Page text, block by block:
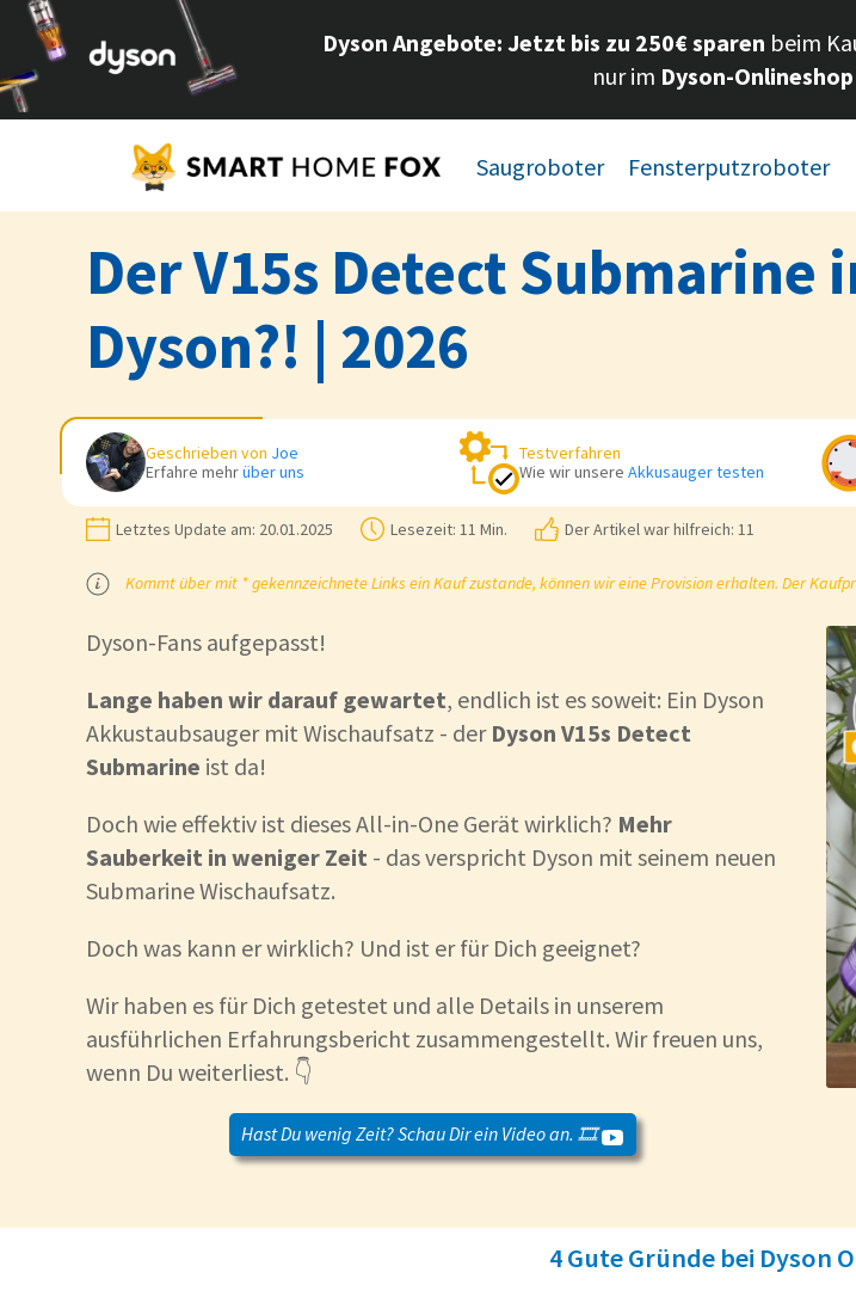
Dyson Angebote: Jetzt bis zu 250€ sparen beim
nur im Dyson-
Saugroboter Fensterputzroboter
Der V15s Detect Submarine
Dyson?! | 2026
Geschrieben von Joe
Erfahre mehrüber uns
Testverfahren
Wie wir unsere Akkusauger testen
Letztes Update am: 20.01.2025 Lesezeit: 11 Min. Der Artikel war hilfreich: 11
Kommt über mit * gekennzeichnete Links ein Kauf zustande, können wir eine Provision erhalten. Der
Dyson-Fans aufgepasst!
Lange haben wir darauf gewartet, endlich ist es soweit: Ein Dyson
Akkustaubsauger mit Wischaufsatz - der Dyson V15s Detect
Submarine ist da!
Doch wie effektiv ist dieses All-in-One Gerät wirklich? Mehr
Sauberkeit in weniger Zeit - das verspricht Dyson mit seinem neuen
Submarine Wischaufsatz.
Doch was kann er wirklich? Und ist er für Dich geeignet?
Wir haben es für Dich getestet und alle Details in unserem
ausführlichen Erfahrungsbericht zusammengestellt. Wir freuen uns,
wenn Du weiterliest. 👇
Hast Du wenig Zeit? Schau Dir ein Video an. 🎞️
4 Gute Gründe bei Dyson